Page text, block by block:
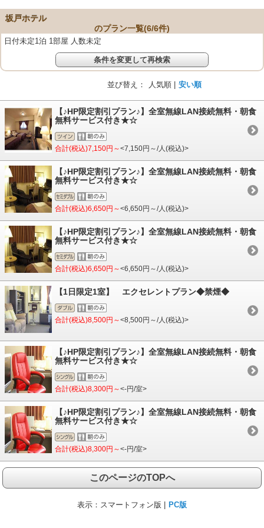
坂戸ホテル
のプラン一覧(6/6件)
日付未定1泊 1部屋 人数未定
条件を変更して再検索
並び替え： 人気順 | 安い順
【♪HP限定割引プラン♪】全室無線LAN接続無料・朝食
無料サービス付き★☆
合計(税込)7,150円～<7,150円～/人(税込)>
【♪HP限定割引プラン♪】全室無線LAN接続無料・朝食
無料サービス付き★☆
合計(税込)6,650円～<6,650円～/人(税込)>
【♪HP限定割引プラン♪】全室無線LAN接続無料・朝食
無料サービス付き★☆
合計(税込)6,650円～<6,650円～/人(税込)>
【1日限定1室】 エクセレントプラン◆禁煙◆
合計(税込)8,500円～<8,500円～/人(税込)>
【♪HP限定割引プラン♪】全室無線LAN接続無料・朝食
無料サービス付き★☆
合計(税込)8,300円～<-円/室>
【♪HP限定割引プラン♪】全室無線LAN接続無料・朝食
無料サービス付き★☆
合計(税込)8,300円～<-円/室>
このページのTOPへ
表示： スマートフォン版 | PC版